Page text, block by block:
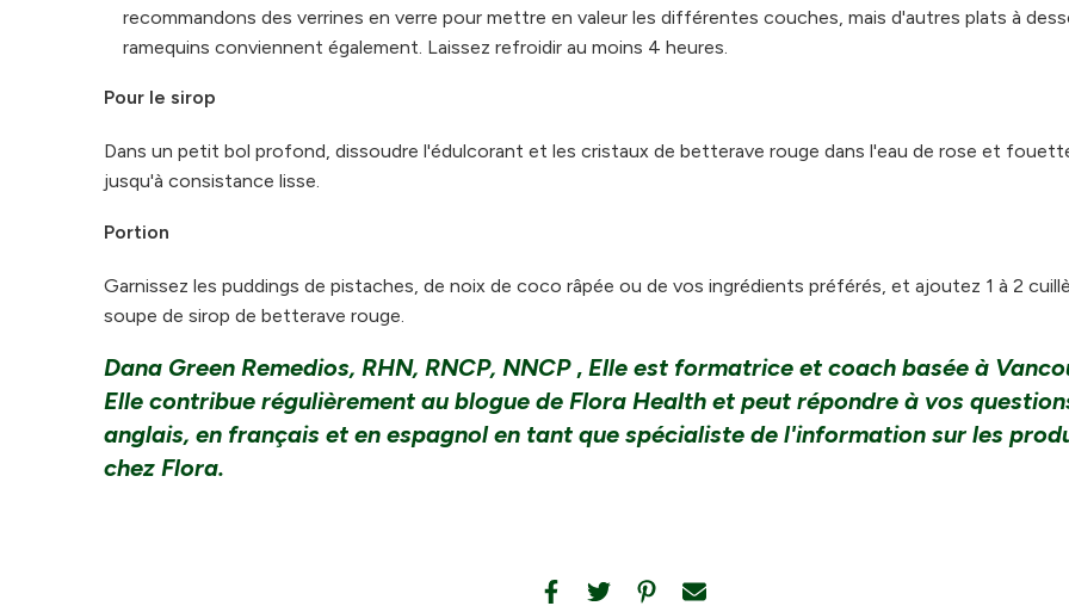
recommandons des verrines en verre pour mettre en valeur les différentes couches, mais d'autres plats à
ramequins conviennent également. Laissez refroidir au moins 4 heures.
Pour le sirop
Dans un petit bol profond, dissoudre l'édulcorant et les cristaux de betterave rouge dans l'eau de rose et
jusqu'à consistance lisse.
Portion
Garnissez les puddings de pistaches, de noix de coco râpée ou de vos ingrédients préférés, et ajoutez 1 à 2
soupe de sirop de betterave rouge.
Dana Green Remedios, RHN, RNCP, NNCP, Elle est formatrice et coach basée à
Elle contribue régulièrement au blogue de Flora Health et peut répondre à vos
anglais, en français et en espagnol en tant que spécialiste de l'information sur les
chez Flora.